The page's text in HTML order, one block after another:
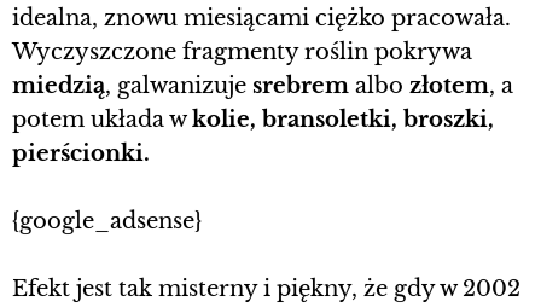
idealna, znowu miesiącami ciężko pracowała.
Wyczyszczone fragmenty roślin pokrywa
miedzią, galwanizuje srebrem albo złotem, a
potem układa wkolie, bransoletki, broszki,
pierścionki.
{google_adsense}
Efekt jest tak misterny i piękny, że gdy w 2002